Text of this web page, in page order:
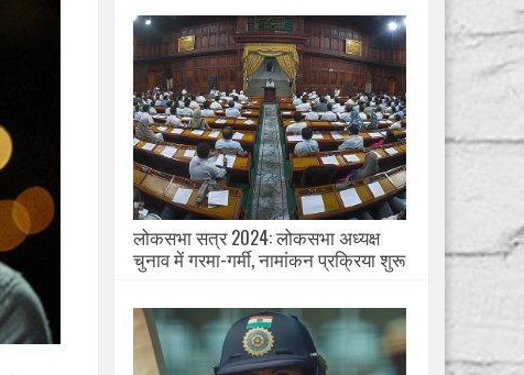
लोकसभा सत्र 2024: लोकसभा अध्यक्ष
चुनाव में गरमा-गर्मी, नामांकन प्रक्रिया शुरू